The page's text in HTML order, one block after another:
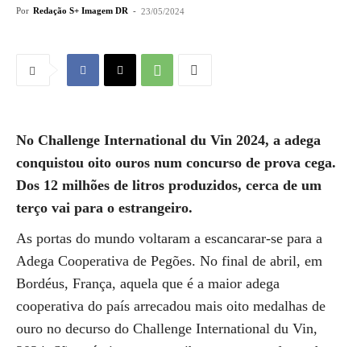
Por Redação S+ Imagem DR - 23/05/2024
No Challenge International du Vin 2024, a adega
conquistou oito ouros num concurso de prova cega.
Dos 12 milhões de litros produzidos, cerca de um
terço vai para o estrangeiro.
As portas do mundo voltaram a escancarar-se para a
Adega Cooperativa de Pegões. No final de abril, em
Bordéus, França, aquela que é a maior adega
cooperativa do país arrecadou mais oito medalhas de
ouro no decurso do Challenge International du Vin,